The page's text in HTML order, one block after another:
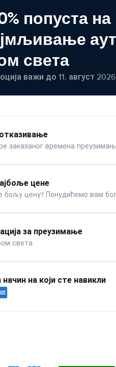
попуста на
света
важи до 11. август
заказаног времена
цене
бољу цену? Понудићемо вам
за преузимање
света
начин на који сте навикли